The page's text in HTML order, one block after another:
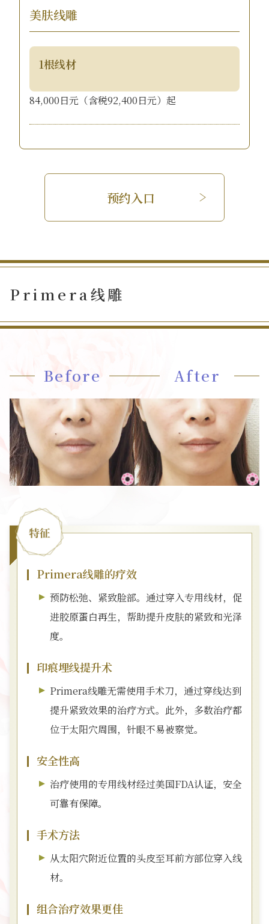
美肤线雕
1根线材
84,000日元（含税92,400日元）起
预约入口
Primera线雕
Before After
Primera线雕的疗效
预防松弛、紧致脸部。通过穿入专用线材，促
进胶原蛋白再生，帮助提升皮肤的紧致和光泽
度。
印痕埋线提升术
Primera线雕无需使用手术刀，通过穿线达到
提升紧致效果的治疗方式。此外，多数治疗都
位于太阳穴周围，针眼不易被察觉。
安全性高
治疗使用的专用线材经过美国FDA认证，安全
可靠有保障。
手术方法
从太阳穴附近位置的头皮至耳前方部位穿入线
材。
组合治疗效果更佳